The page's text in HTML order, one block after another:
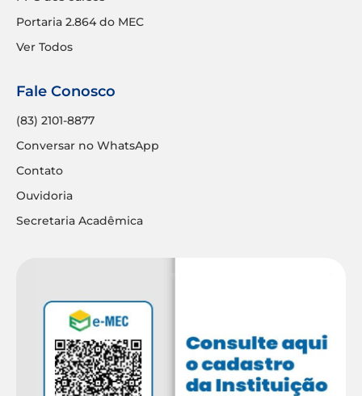
Portaria 2.864 do MEC
Ver Todos
Fale Conosco
(83) 2101-8877
Conversar no WhatsApp
Contato
Ouvidoria
Secretaria Acadêmica